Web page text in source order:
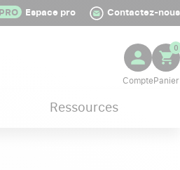
PRO Espace pro Contactez-nous
0
Ressources